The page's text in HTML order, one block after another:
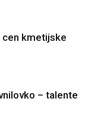
cen kmetijske
– talente